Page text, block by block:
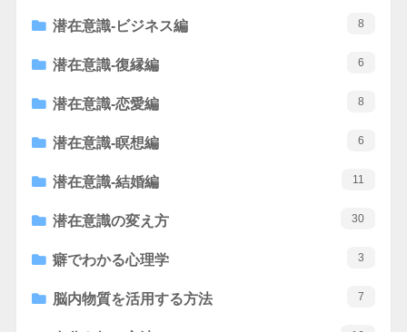
潜在意識-ビジネス編 8
潜在意識-復縁編 6
潜在意識-恋愛編 8
潜在意識-瞑想編 6
潜在意識-結婚編 11
潜在意識の変え方 30
癖でわかる心理学 3
脳内物質を活用する方法 7